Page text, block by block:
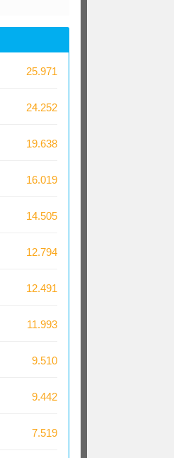
25.971
24.252
19.638
16.019
14.505
12.794
12.491
11.993
9.510
9.442
7.519